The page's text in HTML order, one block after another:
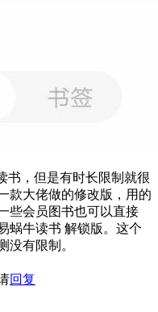
书，但是有时长限制就很
款大佬做的修改版，用的
些会员图书也可以直接
蜗牛读书 解锁版。这个
没有限制。
回复